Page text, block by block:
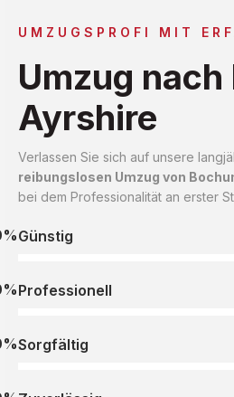
UMZUGSPROFI MIT
Umzug
Ayrshire
Verlassen Sie sich auf unsere
reibungslosen Umzug von
bei dem Professionalität an erster
Günstig
Professionell
Sorgfältig